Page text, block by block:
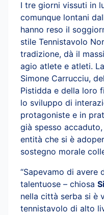
I tre giorni vissuti in
comunque lontani
hanno reso il
stile Tennistavolo
tradizione, dà il
agio atlete e atleti.
Simone Carrucciu,
Pistidda e della loro
lo sviluppo di
protagoniste e in
già spesso accaduto,
entità che si è
sostegno morale
“Sapevamo di
talentuose – chiosa
nella città serba si è
tennistavolo di alto